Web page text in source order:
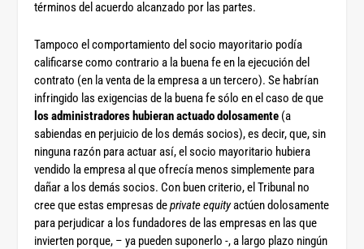
términos del acuerdo alcanzado por las partes.
Tampoco el comportamiento del socio mayoritario podía
calificarse como contrario a la buena fe en la ejecución del
contrato (en la venta de la empresa a un tercero). Se habrían
infringido las exigencias de la buena fesólo en el caso de que
los administradores hubieran actuado dolosamente (a
sabiendas en perjuicio de los demás socios), es decir, que, sin
ninguna razón para actuar así, el socio mayoritario hubiera
vendido la empresa al que ofrecía menos simplemente para
dañar a los demás socios. Con buen criterio, el Tribunal no
cree que estas empresas deprivate equityactúen dolosamente
para perjudicar a los fundadores de las empresas en las que
invierten porque, – ya pueden suponerlo -, a largo plazo ningún